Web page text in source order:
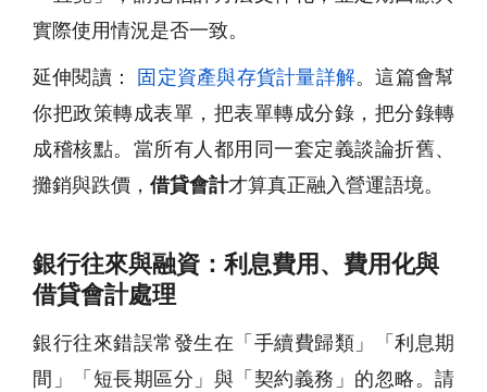
實際使用情況是否一致。
延伸閱讀： 固定資產與存貨計量詳解。這篇會幫
你把政策轉成表單，把表單轉成分錄，把分錄轉
成稽核點。當所有人都用同一套定義談論折舊、
攤銷與跌價， 借貸會計才算真正融入營運語境。
銀行往來與融資：利息費用、費用化與
借貸會計處理
銀行往來錯誤常發生在「手續費歸類」「利息期
間」「短長期區分」與「契約義務」的忽略。請